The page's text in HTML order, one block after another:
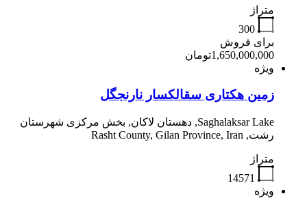
متراژ
300
برای فروش
1,650,000,000تومان
ویژه
زمین هکتاری سقالکسار نارنجگل
Saghalaksar Lake, دهستان لاکان, بخش مرکزی شهرستان
رشت, Rasht County, Gilan Province, Iran
متراژ
14571
ویژه